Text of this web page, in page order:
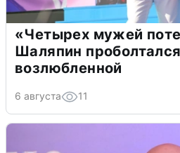
«Четырех мужей
Шаляпин
возлюбленной
6 августа 11